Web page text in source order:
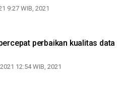
9:27 WIB, 2021
perbaikan kualitas data
12:54 WIB, 2021